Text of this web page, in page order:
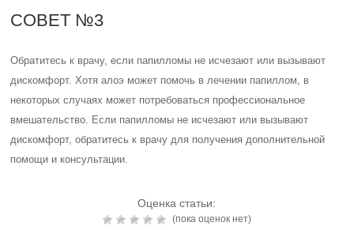
СОВЕТ №3
Обратитесь к врачу, если папилломы не исчезают или вызывают
дискомфорт. Хотя алоэ может помочь в лечении папиллом, в
некоторых случаях может потребоваться профессиональное
вмешательство. Если папилломы не исчезают или вызывают
дискомфорт, обратитесь к врачу для получения дополнительной
помощи и консультации.
Оценка статьи:
(пока оценок нет)